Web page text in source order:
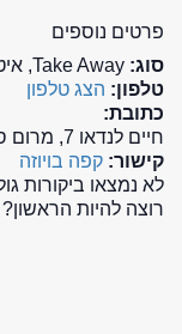
פרטים נוספים
סוג: Take Away, איטלקיות, ארוחות בוקר, בית קפה, חלביות
טלפון: הצג טלפון
כתובת:
חיים לנדאו 7, מרום סנטר, רמת גן
קישור: קפה בויוזה
לא נמצאו ביקורות
רוצה להיות הראשון?